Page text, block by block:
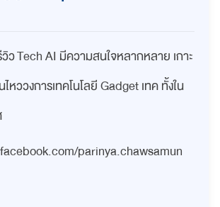
ว Tech AI มีความสนใจหลากหลาย เกาะ
หววงการเทคโนโลยี Gadget เทค ทั้งใน
parinya.chawsamun